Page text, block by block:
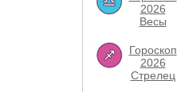
2026
Весы
Гороскоп
2026
Стрелец